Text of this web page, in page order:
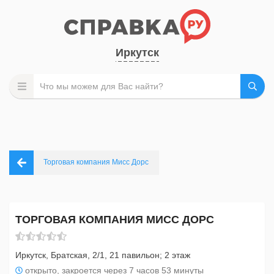
Иркутск
Торговая компания Мисс Дорс
ТОРГОВАЯ КОМПАНИЯ МИСС ДОРС
Иркутск, Братская, 2/1, 21 павильон; 2 этаж
открыто, закроется через 7 часов 53 минуты